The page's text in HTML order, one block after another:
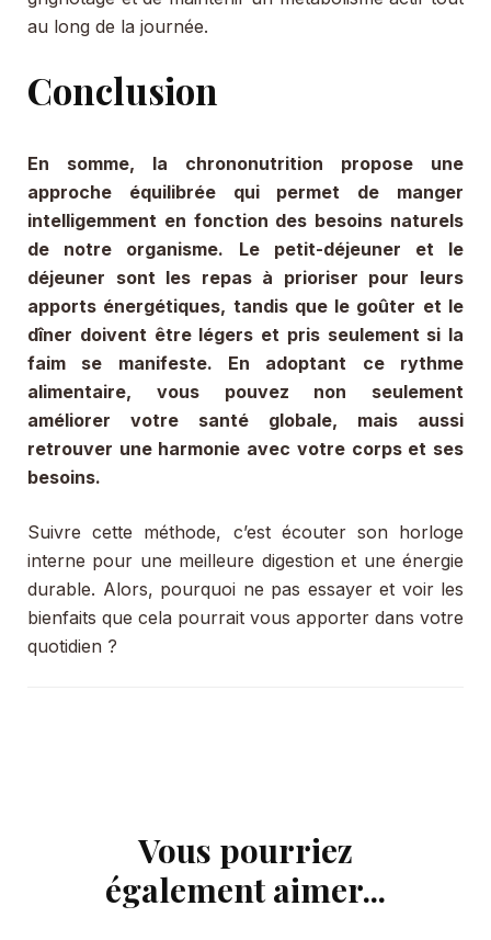
au long de la journée.
Conclusion
En somme, la chrononutrition propose une
approche équilibrée qui permet de manger
intelligemment en fonction des besoins naturels
de notre organisme. Le petit-déjeuner et le
déjeuner sont les repas à prioriser pour leurs
apports énergétiques, tandis que le goûter et le
dîner doivent être légers et pris seulement si la
faim se manifeste. En adoptant ce rythme
alimentaire, vous pouvez non seulement
améliorer votre santé globale, mais aussi
retrouver une harmonie avec votre corps et ses
besoins.
Suivre cette méthode, c’est écouter son horloge
interne pour une meilleure digestion et une énergie
durable. Alors, pourquoi ne pas essayer et voir les
bienfaits que cela pourrait vous apporter dans votre
quotidien ?
Vous pourriez
également aimer...